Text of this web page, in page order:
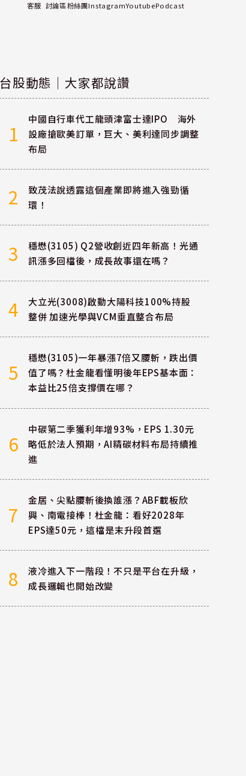
客服 討論區粉絲團InstagramYoutubePodcast
台股動態｜大家都說讚
1
中國自行車代工龍頭津富士達IPO 海外
設廠搶歐美訂單，巨大、美利達同步調整
布局
2
致茂法說透露這個產業即將進入強勁循
環！
3
穩懋(3105) Q2營收創近四年新高！光通
訊漲多回檔後，成長故事還在嗎？
4
大立光(3008)啟動大陽科技100%持股
整併 加速光學與VCM垂直整合布局
5
穩懋(3105)一年暴漲7倍又腰斬，跌出價
值了嗎？杜金龍看懂明後年EPS基本面：
本益比25倍支撐價在哪？
6
中碳第二季獲利年增93%，EPS 1.30元
略低於法人預期，AI精碳材料布局持續推
進
7
金居、尖點腰斬後換誰漲？ABF載板欣
興、南電接棒！杜金龍：看好2028年
EPS達50元，這檔是末升段首選
8
液冷進入下一階段！不只是平台在升級，
成長邏輯也開始改變